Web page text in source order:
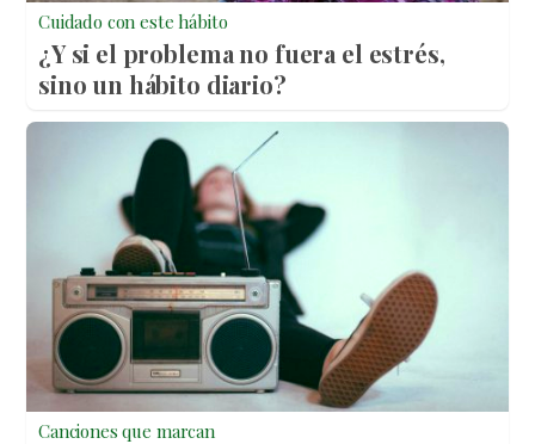
Cuidado con este hábito
¿Y si el problema no fuera el estrés,
sino un hábito diario?
Canciones que marcan